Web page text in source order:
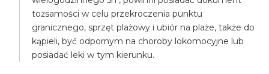
tożsamości w celu przekroczenia punktu
granicznego, sprzęt plażowy i ubiór na plaże, także do
kąpieli, być odpornym na choroby lokomocyjne lub
posiadać leki w tym kierunku.